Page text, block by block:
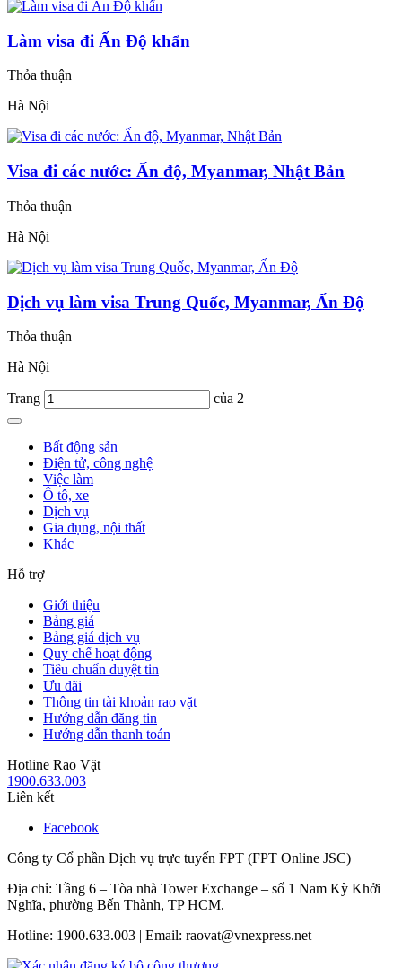
Làm visa đi Ấn Độ khẩn
Thỏa thuận
Hà Nội
Visa đi các nước: Ấn độ, Myanmar, Nhật Bản
Thỏa thuận
Hà Nội
Dịch vụ làm visa Trung Quốc, Myanmar, Ấn Độ
Thỏa thuận
Hà Nội
Trang của 2
Bất động sản
Điện tử, công nghệ
Việc làm
Ô tô, xe
Dịch vụ
Gia dụng, nội thất
Khác
Hỗ trợ
Giới thiệu
Bảng giá
Bảng giá dịch vụ
Quy chế hoạt động
Tiêu chuẩn duyệt tin
Ưu đãi
Thông tin tài khoản rao vặt
Hướng dẫn đăng tin
Hướng dẫn thanh toán
Hotline Rao Vặt
1900.633.003
Liên kết
Facebook
Công ty Cổ phần Dịch vụ trực tuyến FPT (FPT Online JSC)
Địa chỉ: Tầng 6 – Tòa nhà Tower Exchange – số 1 Nam Kỳ Khởi
Nghĩa, phường Bến Thành, TP HCM.
Hotline: 1900.633.003 | Email: raovat@vnexpress.net